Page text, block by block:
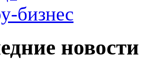
бизнес
новости